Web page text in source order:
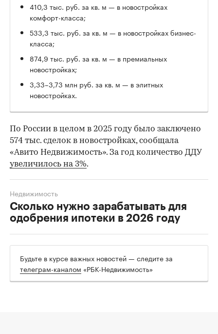
410,3 тыс. руб. за кв. м — в новостройках
комфорт-класса;
533,3 тыс. руб. за кв. м — в новостройках бизнес-
класса;
874,9 тыс. руб. за кв. м — в премиальных
новостройках;
3,33–3,73 млн руб. за кв. м — в элитных
новостройках.
По России в целом в 2025 году было заключено
574 тыс. сделок в новостройках, сообщала
«Авито Недвижимость». За год количество ДДУ
увеличилось на 3%.
Сколько нужно зарабатывать для
одобрения ипотеки в 2026 году
Недвижимость
Будьте в курсе важных новостей — следите за
телеграм-каналом «РБК-Недвижимость»